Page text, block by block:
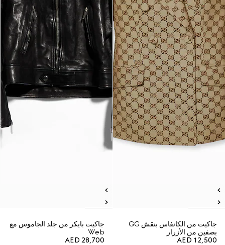
جاكيت من الكانفاس بنقش GG
بصفين من الأزرار
AED 12,500
جاكيت بايكر من جلد الجاموس مع
Web
AED 28,700